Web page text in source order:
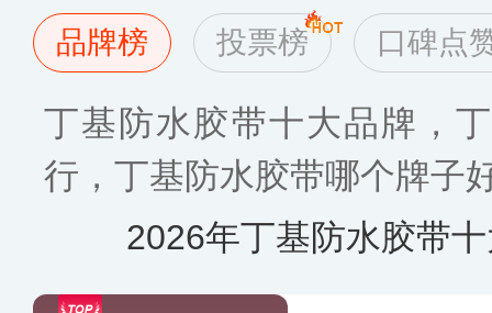
品牌榜 投票榜 口碑点
丁基防水胶带十大品牌，
行，丁基防水胶带哪个牌子
2026年丁基防水胶带